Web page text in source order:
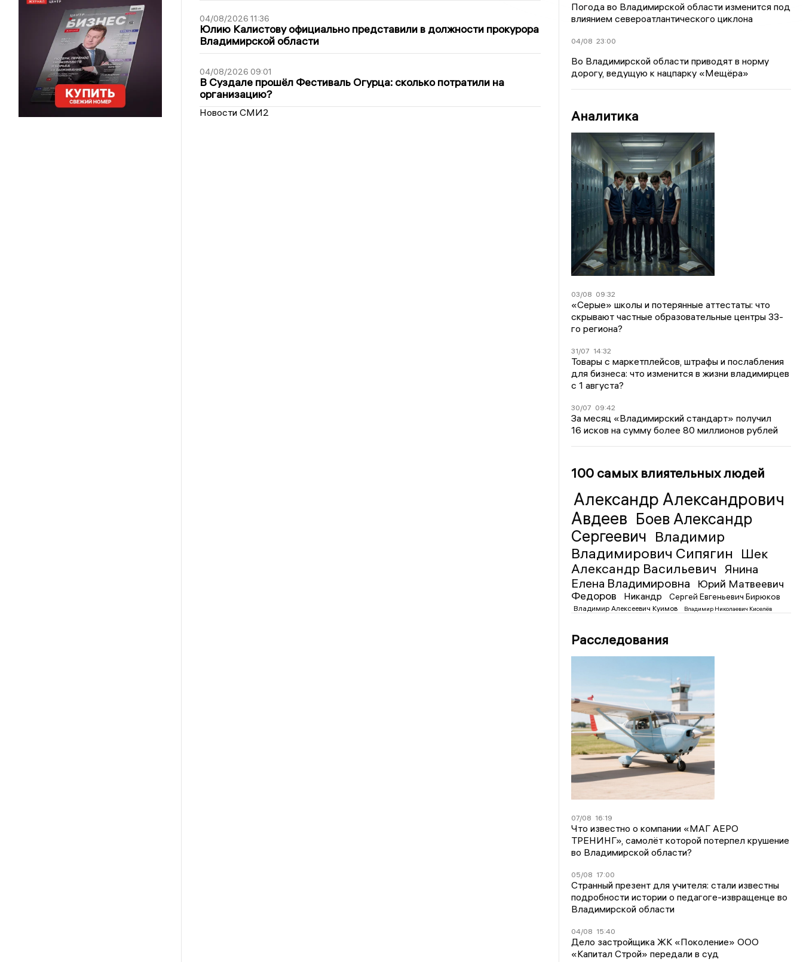
04/08/2026 11:36
Юлию Калистову официально представили в должности прокурора
Владимирской области
04/08/2026 09:01
В Суздале прошёл Фестиваль Огурца: сколько потратили на
организацию?
Новости СМИ2
Погода во Владимирской области изменится под
влиянием североатлантического циклона
04/08 23:00
Во Владимирской области приводят в норму
дорогу, ведущую к нацпарку «Мещёра»
Аналитика
03/08 09:32
«Серые» школы и потерянные аттестаты: что
скрывают частные образовательные центры 33-
го региона?
31/07 14:32
Товары с маркетплейсов, штрафы и послабления
для бизнеса: что изменится в жизни владимирцев
с 1 августа?
30/07 09:42
За месяц «Владимирский стандарт» получил
16 исков на сумму более 80 миллионов рублей
100 самых влиятельных людей
Александр Александрович
Авдеев Боев Александр
Сергеевич Владимир
Владимирович Сипягин Шек
Александр Васильевич
Янина
Елена Владимировна
Юрий Матвеевич
Федоров
Никандр Сергей Евгеньевич Бирюков
Владимир Алексеевич Куимов Владимир Николаевич Киселёв
Расследования
07/08 16:19
Что известно о компании «МАГ АЕРО
ТРЕНИНГ», самолёт которой потерпел крушение
во Владимирской области?
05/08 17:00
Странный презент для учителя: стали известны
подробности истории о педагоге-извращенце во
Владимирской области
04/08 15:40
Дело застройщика ЖК «Поколение» ООО
«Капитал Строй» передали в суд